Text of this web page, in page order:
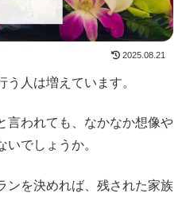
2025.08.21
人は増えています。
言われても、なかなか想像や
でしょうか。
ンを決めれば、残された家族